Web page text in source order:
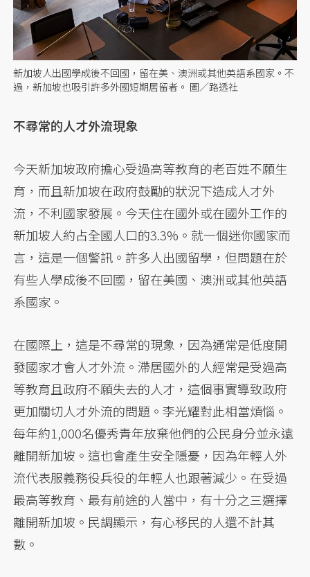
新加坡人出國學成後不回國，留在美、澳洲或其他英語系國家。不
過，新加坡也吸引許多外國短期居留者。 圖／路透社
不尋常的人才外流現象
今天新加坡政府擔心受過高等教育的老百姓不願生
育，而且新加坡在政府鼓勵的狀況下造成人才外
流，不利國家發展。今天住在國外或在國外工作的
新加坡人約占全國人口的3.3%。就一個迷你國家而
言，這是一個警訊。許多人出國留學，但問題在於
有些人學成後不回國，留在美國、澳洲或其他英語
系國家。
在國際上，這是不尋常的現象，因為通常是低度開
發國家才會人才外流。滯居國外的人經常是受過高
等教育且政府不願失去的人才，這個事實導致政府
更加關切人才外流的問題。李光耀對此相當煩惱。
每年約1,000名優秀青年放棄他們的公民身分並永遠
離開新加坡。這也會產生安全隱憂，因為年輕人外
流代表服義務役兵役的年輕人也跟著減少。在受過
最高等教育、最有前途的人當中，有十分之三選擇
離開新加坡。民調顯示，有心移民的人還不計其
數。